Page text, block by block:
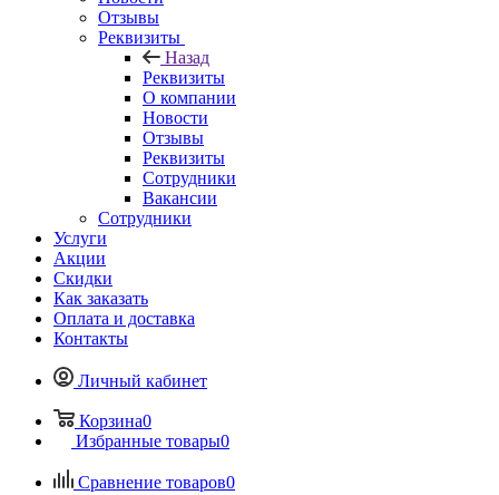
Отзывы
Реквизиты
Назад
Реквизиты
О компании
Новости
Отзывы
Реквизиты
Сотрудники
Вакансии
Сотрудники
Услуги
Акции
Скидки
Как заказать
Оплата и доставка
Контакты
Личный кабинет
Корзина0
Избранные товары0
Сравнение товаров0